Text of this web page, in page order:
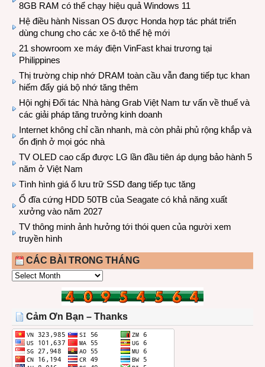
8GB RAM có thể chạy hiệu quả Windows 11
Hệ điều hành Nissan OS được Honda hợp tác phát triển
dùng chung cho các xe ô-tô thế hệ mới
21 showroom xe máy điện VinFast khai trương tại
Philippines
Thị trường chip nhớ DRAM toàn cầu vẫn đang tiếp tục khan
hiếm đẩy giá bộ nhớ tăng thêm
Hội nghị Đối tác Nhà hàng Grab Việt Nam tư vấn về thuế và
các giải pháp tăng trưởng kinh doanh
Internet không chỉ cần nhanh, mà còn phải phủ rộng khắp và
ổn định ở mọi góc nhà
TV OLED cao cấp được LG lần đầu tiên áp dụng bảo hành 5
năm ở Việt Nam
Tình hình giá ổ lưu trữ SSD đang tiếp tục tăng
Ổ đĩa cứng HDD 50TB của Seagate có khả năng xuất
xưởng vào năm 2027
TV thông minh ảnh hưởng tới thói quen của người xem
truyền hình
CÁC BÀI TRONG THÁNG
CÁC
THÁNG
Cảm Ơn Bạn – Thanks